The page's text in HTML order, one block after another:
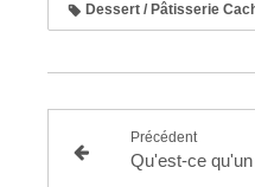
Dessert / Pâtisserie
Précédent
Qu'est-ce